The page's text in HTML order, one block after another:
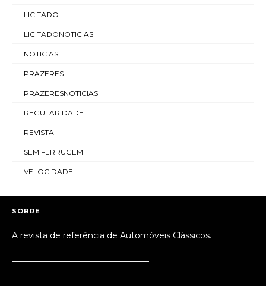
LICITADO
LICITADONOTICIAS
NOTICIAS
PRAZERES
PRAZERESNOTICIAS
REGULARIDADE
REVISTA
SEM FERRUGEM
VELOCIDADE
SOBRE
A revista de referência de Automóveis Clássicos.